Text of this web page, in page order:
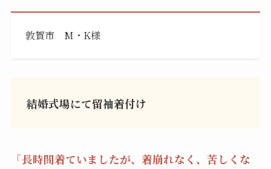
敦賀市 M・K様
結婚式場にて留袖着付け
「長時間着ていましたが、着崩れなく、苦しくな